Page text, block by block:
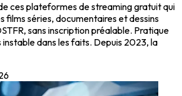
ces plateformes de streaming gratuit qui
films séries, documentaires et dessins
sans inscription préalable. Pratique
dans les faits. Depuis 2023, la